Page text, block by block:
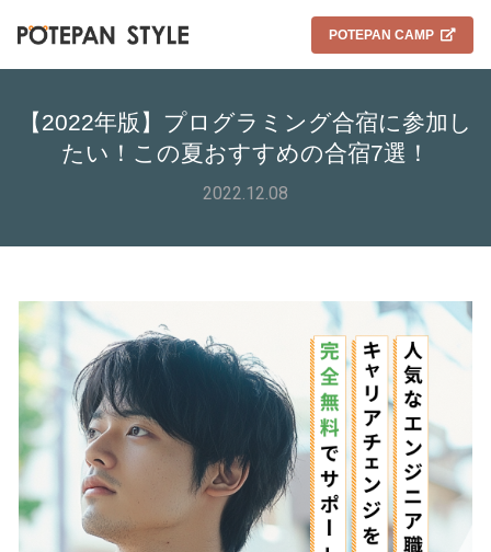
POTEPAN CAMP
【2022年版】プログラミング合宿に参加し
たい！この夏おすすめの合宿7選！
2022.12.08